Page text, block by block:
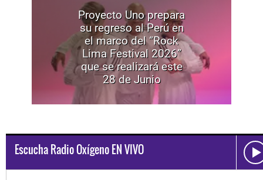
Proyecto Uno prepara
su regreso al Perú en
el marco del “Rock
Lima Festival 2026”
que se realizará este
28 de Junio
Escucha Radio Oxígeno EN VIVO